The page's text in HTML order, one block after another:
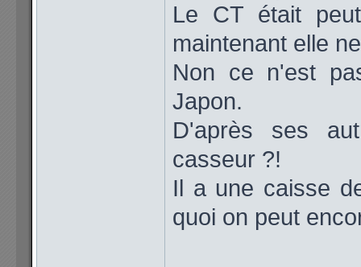
Le CT était
maintenant elle
Non ce n'est
Japon.
D'après ses
casseur ?!
Il a une caisse
quoi on peut